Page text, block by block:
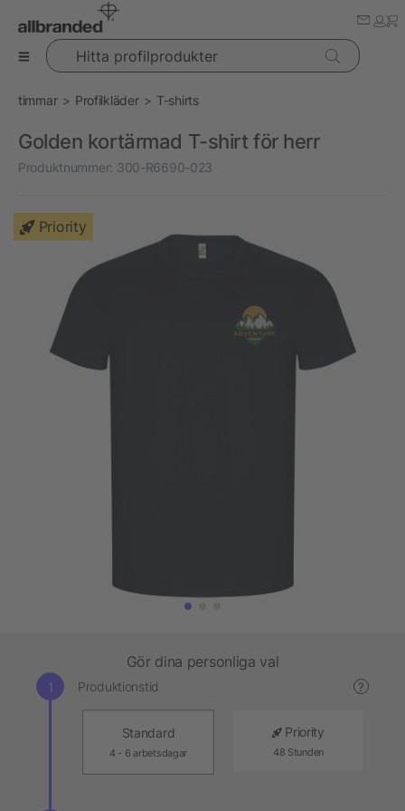
Hitta profilprodukter
timmar Profilkläder T-shirts
Golden kortärmad T-shirt för herr
Produktnummer: 300-R6690-023
Priority
Gör dina personliga val
Produktionstid ?
Standard
4 - 6 arbetsdagar
Priority
48 Stunden